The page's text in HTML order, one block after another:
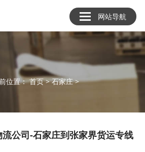
网站导航
位置：首页>石家庄>
公司-石家庄到张家界货运专线